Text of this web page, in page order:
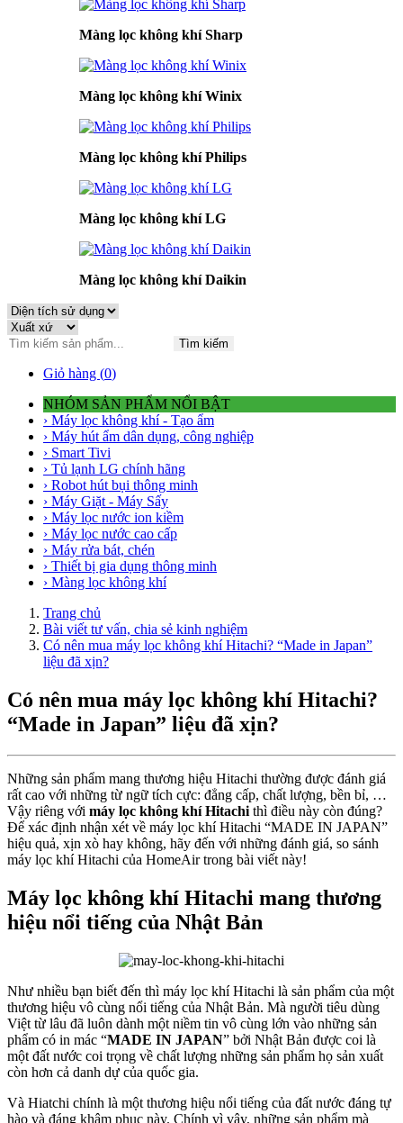
Màng lọc không khí Sharp
Màng lọc không khí Winix
Màng lọc không khí Philips
Màng lọc không khí LG
Màng lọc không khí Daikin
Tìm kiếm
Giỏ hàng (0)
NHÓM SẢN PHẨM NỔI BẬT
› Máy lọc không khí - Tạo ẩm
› Máy hút ẩm dân dụng, công nghiệp
› Smart Tivi
› Tủ lạnh LG chính hãng
› Robot hút bụi thông minh
› Máy Giặt - Máy Sấy
› Máy lọc nước ion kiềm
› Máy lọc nước cao cấp
› Máy rửa bát, chén
› Thiết bị gia dụng thông minh
› Màng lọc không khí
Trang chủ
Bài viết tư vấn, chia sẻ kinh nghiệm
Có nên mua máy lọc không khí Hitachi? “Made in Japan”
liệu đã xịn?
Có nên mua máy lọc không khí Hitachi?
“Made in Japan” liệu đã xịn?
Những sản phẩm mang thương hiệu Hitachi thường được đánh giá
rất cao với những từ ngữ tích cực: đẳng cấp, chất lượng, bền bỉ, …
Vậy riêng với máy lọc không khí Hitachi thì điều này còn đúng?
Để xác định nhận xét về máy lọc khí Hitachi “MADE IN JAPAN”
hiệu quả, xịn xò hay không, hãy đến với những đánh giá, so sánh
máy lọc khí Hitachi của HomeAir trong bài viết này!
Máy lọc không khí Hitachi mang thương
hiệu nổi tiếng của Nhật Bản
Như nhiều bạn biết đến thì máy lọc khí Hitachi là sản phẩm của một
thương hiệu vô cùng nổi tiếng của Nhật Bản. Mà người tiêu dùng
Việt từ lâu đã luôn dành một niềm tin vô cùng lớn vào những sản
phẩm có in mác “MADE IN JAPAN” bởi Nhật Bản được coi là
một đất nước coi trọng về chất lượng những sản phẩm họ sản xuất
còn hơn cả danh dự của quốc gia.
Và Hiatchi chính là một thương hiệu nổi tiếng của đất nước đáng tự
hào và đáng khâm phục này. Chính vì vậy, những sản phẩm mà